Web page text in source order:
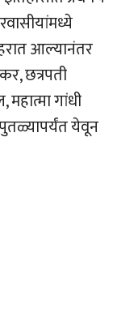
आल्यानंतर
छत्रपती
गांधी
येवून